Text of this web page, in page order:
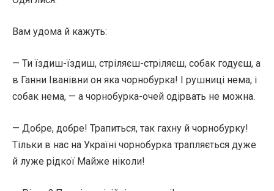
Вам удома й кажуть:
— Ти їздиш-їздиш, стріляєш-стріляєш, собак годуєш, а
в Ганни Іванівни он яка чорнобурка! І рушниці нема, і
собак нема, — а чорнобурка-очей одірвать не можна.
— Добре, добре! Трапиться, так гахну й чорнобурку!
Тільки в нас на Україні чорнобурка трапляється дуже
й луже рідкої Майже ніколи!